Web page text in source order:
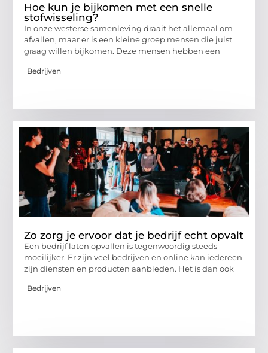
Hoe kun je bijkomen met een snelle
stofwisseling?
In onze westerse samenleving draait het allemaal om
afvallen, maar er is een kleine groep mensen die juist
graag willen bijkomen. Deze mensen hebben een
Bedrijven
Zo zorg je ervoor dat je bedrijf echt opvalt
Een bedrijf laten opvallen is tegenwoordig steeds
moeilijker. Er zijn veel bedrijven en online kan iedereen
zijn diensten en producten aanbieden. Het is dan ook
Bedrijven